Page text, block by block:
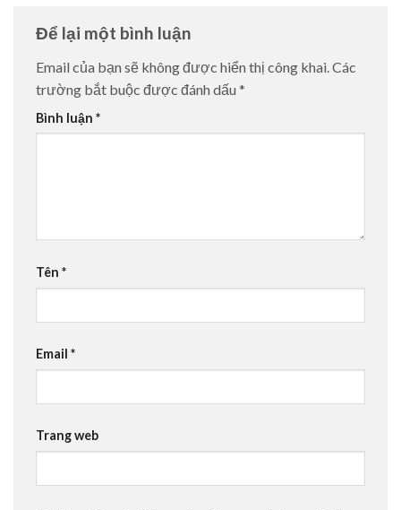
Để lại một bình luận
Email của bạn sẽ không được hiển thị công khai. Các
trường bắt buộc được đánh dấu *
Bình luận *
Tên *
Email *
Trang web